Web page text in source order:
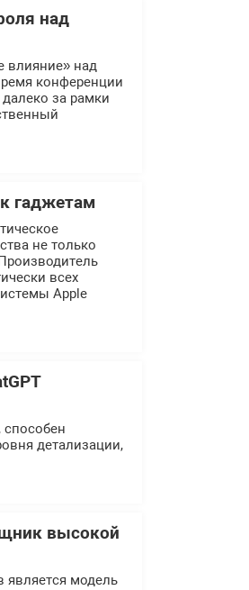
над
влияние» над
конференции
за рамки
гаджетам
не только
всех
Apple
способен
детализации,
высокой
модель